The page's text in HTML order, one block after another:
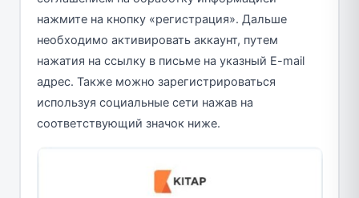
нажмите на кнопку «регистрация». Дальше
необходимо активировать аккаунт, путем
нажатия на ссылку в письме на указный E-mail
адрес. Также можно зарегистрироваться
используя социальные сети нажав на
соответствующий значок ниже.